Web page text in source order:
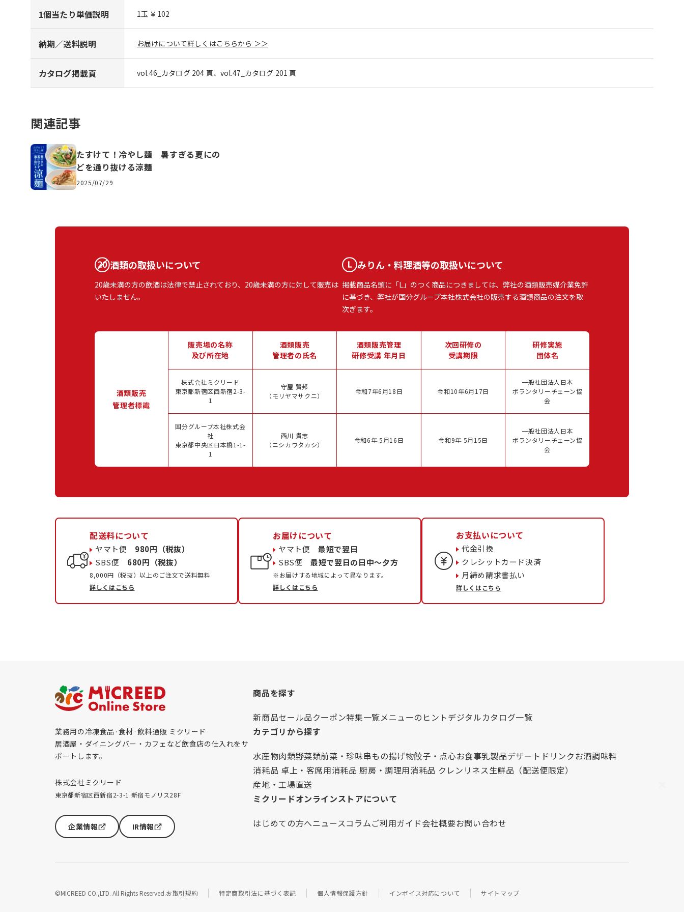
1個当たり単価説明 1玉 ￥102
納期／送料説明 お届けについて詳しくはこちらから ＞＞
カタログ掲載頁 vol.46_カタログ 204 頁、vol.47_カタログ 201 頁
関連記事
たすけて！冷やし麺 暑すぎる夏にの
どを通り抜ける涼麺
2025/07/29
酒類の取扱いについて
20歳未満の方の飲酒は法律で禁止されており、20歳未満の方に対して販売は
いたしません。
みりん・料理酒等の取扱いについて
掲載商品名頭に「L」のつく商品につきましては、弊社の酒類販売媒介業免許
に基づき、弊社が国分グループ本社株式会社の販売する酒類商品の注文を取
次ぎます。
酒類販売
管理者標識
販売場の名称
及び所在地
酒類販売
管理者の氏名
酒類販売管理
研修受講 年月日
次回研修の
受講期限
研修実施
団体名
株式会社ミクリード
東京都新宿区西新宿2-3-
1
守屋 賢邦
（モリヤマサクニ）
令和7年6月18日 令和10年6月17日
一般社団法人日本
ボランタリーチェーン協
会
国分グループ本社株式会
社
東京都中央区日本橋1-1-
1
西川 貴志
（ニシカワタカシ）
令和6年 5月16日 令和9年 5月15日
一般社団法人日本
ボランタリーチェーン協
会
配送料について
ヤマト便 980円（税抜）
SBS便 680円（税抜）
8,000円（税抜）以上のご注文で送料無料
詳しくはこちら
お届けについて
ヤマト便最短で翌日
SBS便最短で翌日の日中〜夕方
※お届けする地域によって異なります。
詳しくはこちら
お支払いについて
代金引換
クレシットカード決済
月締め請求書払い
詳しくはこちら
業務用の冷凍食品·食材·飲料通販 ミクリード
居酒屋・ダイニングバー・カフェなど飲食店の仕入れをサ
ポートします。
株式会社ミクリード
東京都新宿区西新宿2-3-1 新宿モノリス28F
企業情報 IR情報
商品を探す
新商品セール品クーポン特集一覧メニューのヒントデジタルカタログ一覧
カテゴリから探す
水産物肉類野菜類前菜・珍味串もの揚げ物餃子・点心お食事乳製品デザート ドリンクお酒調味料
消耗品 卓上・客席用消耗品 厨房・調理用消耗品 クレンリネス生鮮品（配送便限定）
産地・工場直送
ミクリードオンラインストアについて
はじめての方へニュースコラムご利用ガイド会社概要お問い合わせ
©MICREED CO.,LTD. All Rights Reserved.お取引規約 特定商取引法に基づく表記 個人情報保護方針 インボイス対応について サイトマップ